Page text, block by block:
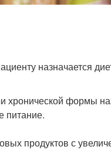
назначается
хронической формы
питание.
продуктов с